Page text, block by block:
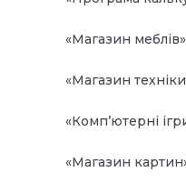
«Магазин
«Магазин
«Комп’ютерні
«Магазин